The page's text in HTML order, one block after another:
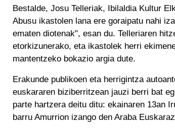
Bestalde, Josu Telleriak, Ibilaldia Kultur
Abusu ikastolen lana ere goraipatu nahi
ematen diotenak", esan du. Telleriaren
etorkizunerako, eta ikastolek herri
mantentzeko bokazio argia dute.
Erakunde publikoen eta herrigintza
euskararen biziberritzean jauzi berri bat
parte hartzera deitu ditu: ekainaren 13an
barru Amurrion izango den Araba